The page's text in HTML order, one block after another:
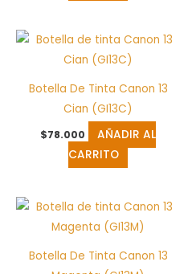
Botella De Tinta Canon 13
Cian (GI13C)
$78.000
AÑADIR AL
CARRITO
Botella De Tinta Canon 13